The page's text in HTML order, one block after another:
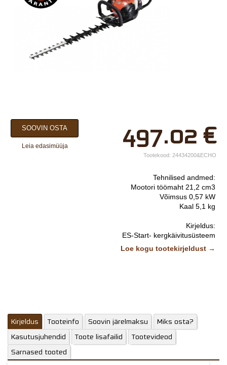
×
Teie nimi*
Ettevõtte nimi.
Telefon*
E-post*
Lisainfo
497.02 €
SOOVIN OSTA
Leia edasimüüja
Tootekood: 24434200&ECHO
Tehnilised andmed:
Mootori töömaht 21,2 cm3
Võimsus 0,57 kW
Kaal 5,1 kg
Kirjeldus:
ES-Start- kergkäivitusüsteem
Tõhus vibravastane süsteem (AntiVibe).
Kahepoolselt liikuvad terad pikkus 63,9 cm
Kerge kaaluga ja samas suurendatud vastupidavusega
reduktor
Ette suunatud heitgaasitoru vältimaks heki kõrvetamist
Kerge ja hästi tasakaalustatud hekilõikur on suurepärase
jõudlusega. Reguleeritav tagumine käepide teeb töötamise
Loe kogu tootekirjeldust →
Kirjeldus Tooteinfo Soovin järelmaksu
Miks osta?
Kasutusjuhendid
Toote lisafailid
Tootevideod
Sarnased tooted